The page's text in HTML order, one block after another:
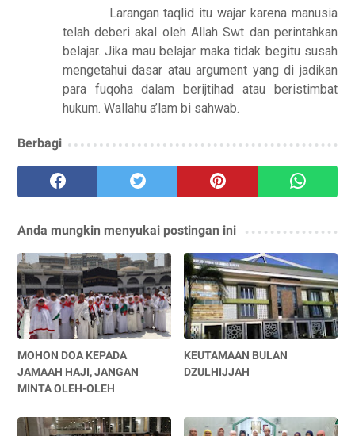
Larangan taqlid itu wajar karena manusia
telah deberi akal oleh Allah Swt dan perintahkan
belajar. Jika mau belajar maka tidak begitu susah
mengetahui dasar atau argument yang di jadikan
para fuqoha dalam berijtihad atau beristimbat
hukum. Wallahu a’lam bi sahwab.
Berbagi
Anda mungkin menyukai postingan ini
MOHON DOA KEPADA
JAMAAH HAJI, JANGAN
MINTA OLEH-OLEH
KEUTAMAAN BULAN
DZULHIJJAH